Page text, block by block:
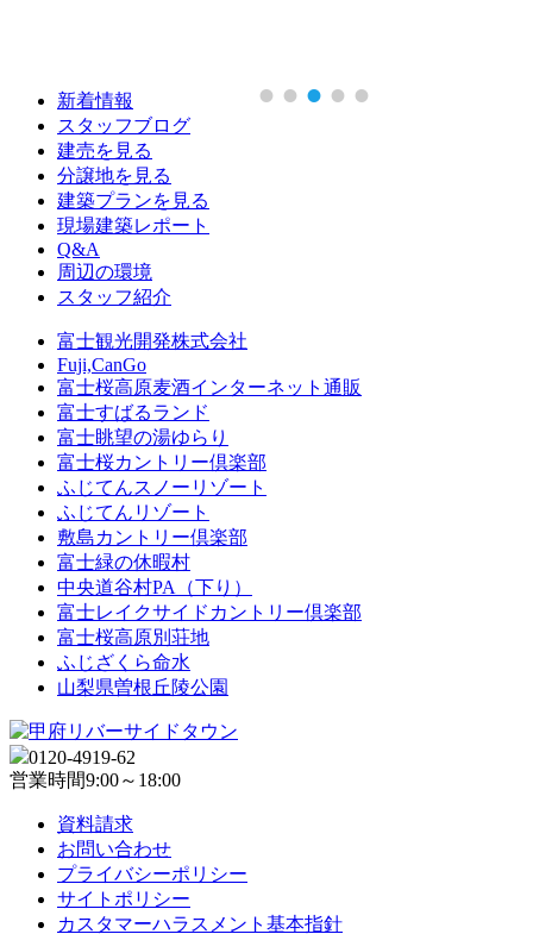
新着情報
スタッフブログ
建売を見る
分譲地を見る
建築プランを見る
現場建築レポート
Q&A
周辺の環境
スタッフ紹介
富士観光開発株式会社
Fuji,CanGo
富士桜高原麦酒インターネット通販
富士すばるランド
富士眺望の湯ゆらり
富士桜カントリー倶楽部
ふじてんスノーリゾート
ふじてんリゾート
敷島カントリー倶楽部
富士緑の休暇村
中央道谷村PA（下り）
富士レイクサイドカントリー倶楽部
富士桜高原別荘地
ふじざくら命水
山梨県曽根丘陵公園
0120-4919-62
営業時間9:00～18:00
資料請求
お問い合わせ
プライバシーポリシー
サイトポリシー
カスタマーハラスメント基本指針